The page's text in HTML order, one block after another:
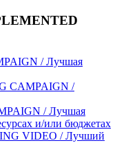
/ Лучшая
CAMPAIGN /
/ Лучшая
и/или бюджетах
VIDEO / Лучший